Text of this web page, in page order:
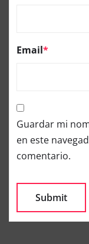
Email*
Guardar mi
en este
comentario.